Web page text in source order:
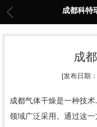
成都科特
成
[发布日期
成都气体干燥是一种技
领域广泛采用。通过这